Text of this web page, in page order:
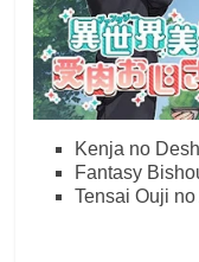
Kenja no
Fantasy
Tensai Ouji